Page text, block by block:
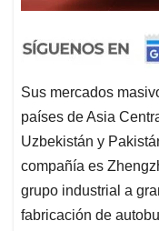
Sus mercados
países de Asia
Uzbekistán y
compañía es
grupo industrial a
fabricación de